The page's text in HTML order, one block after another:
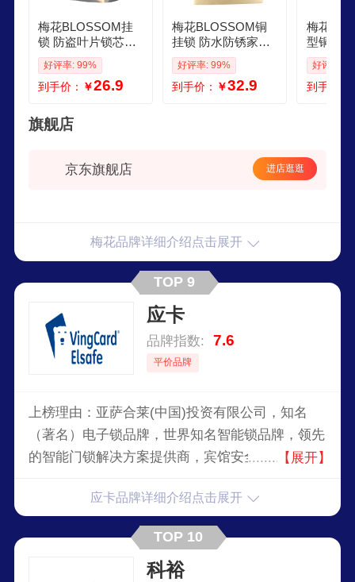
梅花BLOSSOM挂
锁 防盗叶片锁芯大
门家用锁具 60MM
大号防水防锈门锁L
S2960
好评率: 99%
到手价： ￥26.9
梅花BLOSSOM铜
挂锁 防水防锈家用
锁具 宿舍挂锁柜门
锁 防盗窗锁头55m
m076
好评率: 99%
到手价： ￥32.9
梅花
型铜挂
铜挂锁
具宿舍
窗锁头
好评率:
到手价：
旗舰店
京东旗舰店 进店逛逛
梅花品牌详细介绍点击展开
TOP 9
应卡
品牌指数: 7.6
平价品牌
上榜理由：亚萨合莱(中国)投资有限公司，知名
（著名）电子锁品牌，世界知名智能锁品牌，领先
的智能门锁解决方案提供商，宾馆安全技术的知名
卡基机型的宾馆安全系列产品的公司。
【展开】
应卡品牌详细介绍点击展开
TOP 10
科裕